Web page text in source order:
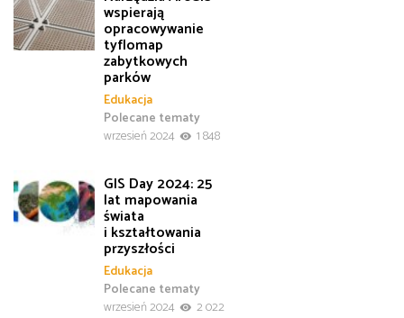
wspierają
opracowywanie
tyflomap
zabytkowych
parków
Edukacja
Polecane tematy
wrzesień 2024
1 848
GIS Day 2024: 25
lat mapowania
świata
i kształtowania
przyszłości
Edukacja
Polecane tematy
wrzesień 2024
2 022